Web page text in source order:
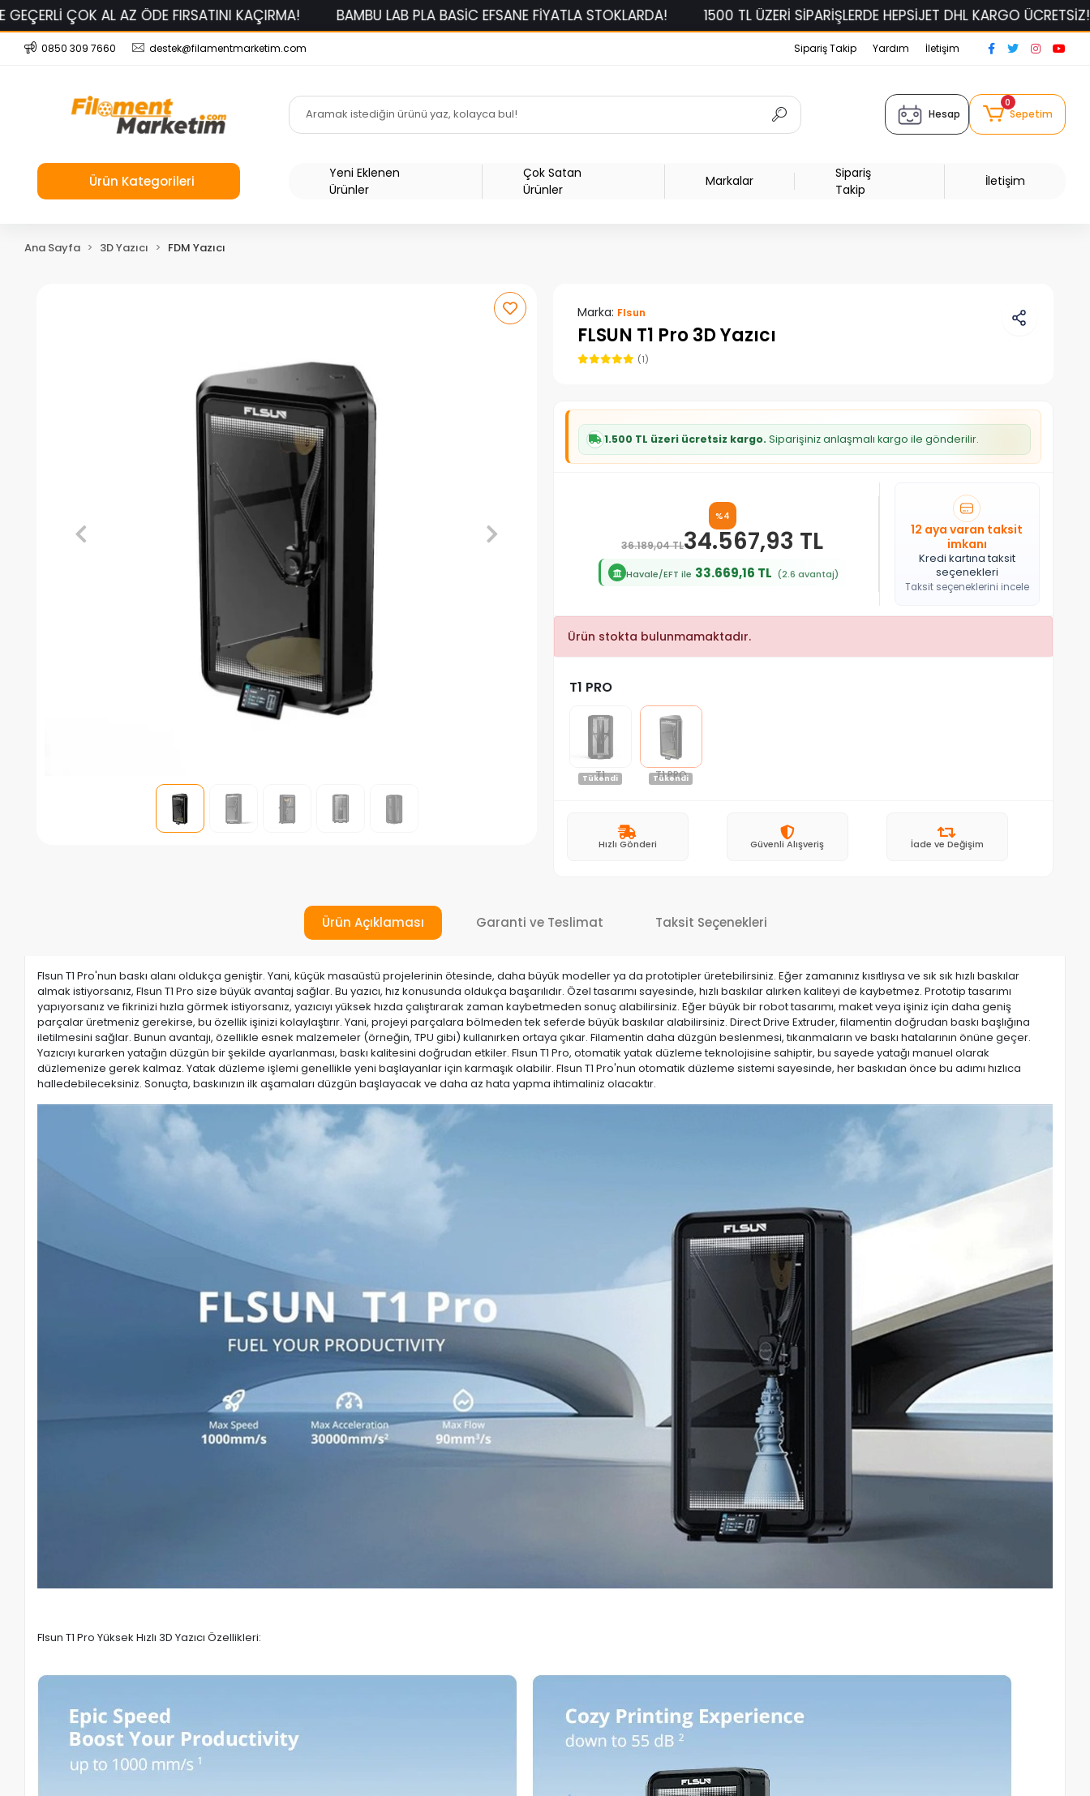
FIRSATINI KAÇIRMA! BAMBU LAB PLA BASİC EFSANE FİYATLA STOKLARDA! 1500 TL ÜZERİ SİPARİŞLERDE HEPSİJET DHL KARGO ÜCRETSİZ! ELAS
0850 309 7660 destek@filamentmarketim.com Sipariş Takip Yardım İletişim
Hesap
0
Sepetim
Ürün Kategorileri
Yeni Eklenen
Ürünler
Çok Satan
Ürünler
Markalar
Sipariş
Takip
İletişim
Ana Sayfa 3D Yazıcı FDM Yazıcı
Marka: Flsun
FLSUN T1 Pro 3D Yazıcı
(1)
1.500 TL üzeri ücretsiz kargo. Siparişiniz anlaşmalı kargo ile gönderilir.
%4
36.189,04 TL34.567,93 TL
Havale/EFT ile 33.669,16 TL (2.6 avantaj)
12 aya varan taksit
imkanı
Kredi kartına taksit
seçenekleri
Taksit seçeneklerini incele
Ürün stokta bulunmamaktadır.
T1 PRO
T1
Tükendi T1 PRO
Tükendi
Hızlı Gönderi Güvenli Alışveriş İade ve Değişim
Ürün Açıklaması Garanti ve Teslimat Taksit Seçenekleri
Flsun T1 Pro'nun baskı alanı oldukça geniştir. Yani, küçük masaüstü projelerinin ötesinde, daha büyük modeller ya da prototipler üretebilirsiniz. Eğer zamanınız kısıtlıysa ve sık sık hızlı baskılar
almak istiyorsanız, Flsun T1 Pro size büyük avantaj sağlar. Bu yazıcı, hız konusunda oldukça başarılıdır. Özel tasarımı sayesinde, hızlı baskılar alırken kaliteyi de kaybetmez. Prototip tasarımı
yapıyorsanız ve fikrinizi hızla görmek istiyorsanız, yazıcıyı yüksek hızda çalıştırarak zaman kaybetmeden sonuç alabilirsiniz. Eğer büyük bir robot tasarımı, maket veya işiniz için daha geniş
parçalar üretmeniz gerekirse, bu özellik işinizi kolaylaştırır. Yani, projeyi parçalara bölmeden tek seferde büyük baskılar alabilirsiniz. Direct Drive Extruder, filamentin doğrudan baskı başlığına
iletilmesini sağlar. Bunun avantajı, özellikle esnek malzemeler (örneğin, TPU gibi) kullanırken ortaya çıkar. Filamentin daha düzgün beslenmesi, tıkanmaların ve baskı hatalarının önüne geçer.
Yazıcıyı kurarken yatağın düzgün bir şekilde ayarlanması, baskı kalitesini doğrudan etkiler. Flsun T1 Pro, otomatik yatak düzleme teknolojisine sahiptir, bu sayede yatağı manuel olarak
düzlemenize gerek kalmaz. Yatak düzleme işlemi genellikle yeni başlayanlar için karmaşık olabilir. Flsun T1 Pro'nun otomatik düzleme sistemi sayesinde, her baskıdan önce bu adımı hızlıca
halledebileceksiniz. Sonuçta, baskınızın ilk aşamaları düzgün başlayacak ve daha az hata yapma ihtimaliniz olacaktır.
Flsun T1 Pro Yüksek Hızlı 3D Yazıcı Özellikleri: